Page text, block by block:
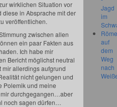
wirklichen Situation vor
diese in Absprache mit der
veröffentlichen.
zwischen allen
ein paar Fakten aus
Ich habe mir
Bericht möglichst neutral
mir allerdings aufgrund
nicht gelungen und
Polemik und meine
durchgegangen…aber
noch sagen dürfen…
Jagd
im
auf
dem
Weg
nach